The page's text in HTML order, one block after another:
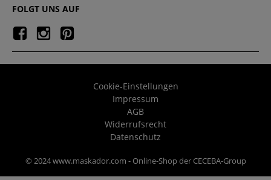
FOLGT UNS AUF
Cookie-Einstellungen
Impressum
AGB
Widerrufsrecht
Datenschutz
© 2024 www.maskador.com - Online-Shop der CECEBA-Group